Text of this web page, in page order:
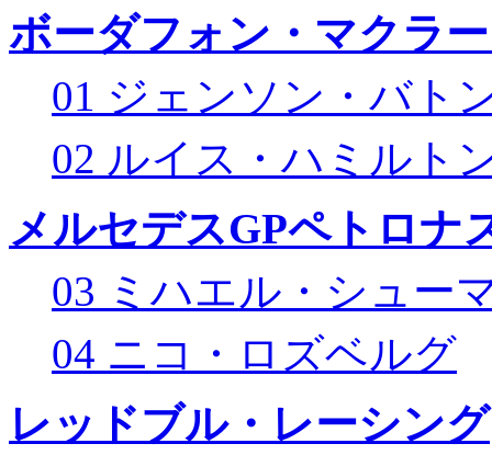
ボーダフォン・マクラ
01 ジェンソン・バト
02 ルイス・ハミルト
メルセデスGPペトロナ
03 ミハエル・シュー
04 ニコ・ロズベルグ
レッドブル・レーシング